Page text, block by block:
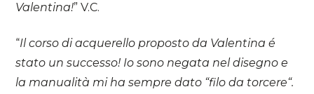
Valentina!” V.C.
“Il corso di acquerello proposto da Valentina é
stato un successo! Io sono negata nel disegno e
la manualità mi ha sempre dato “filo da torcere“.